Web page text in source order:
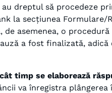
dreptul să procedeze
la secțiunea
de asemenea, o
a fost finalizată,
timp se elaborează
va înregistra